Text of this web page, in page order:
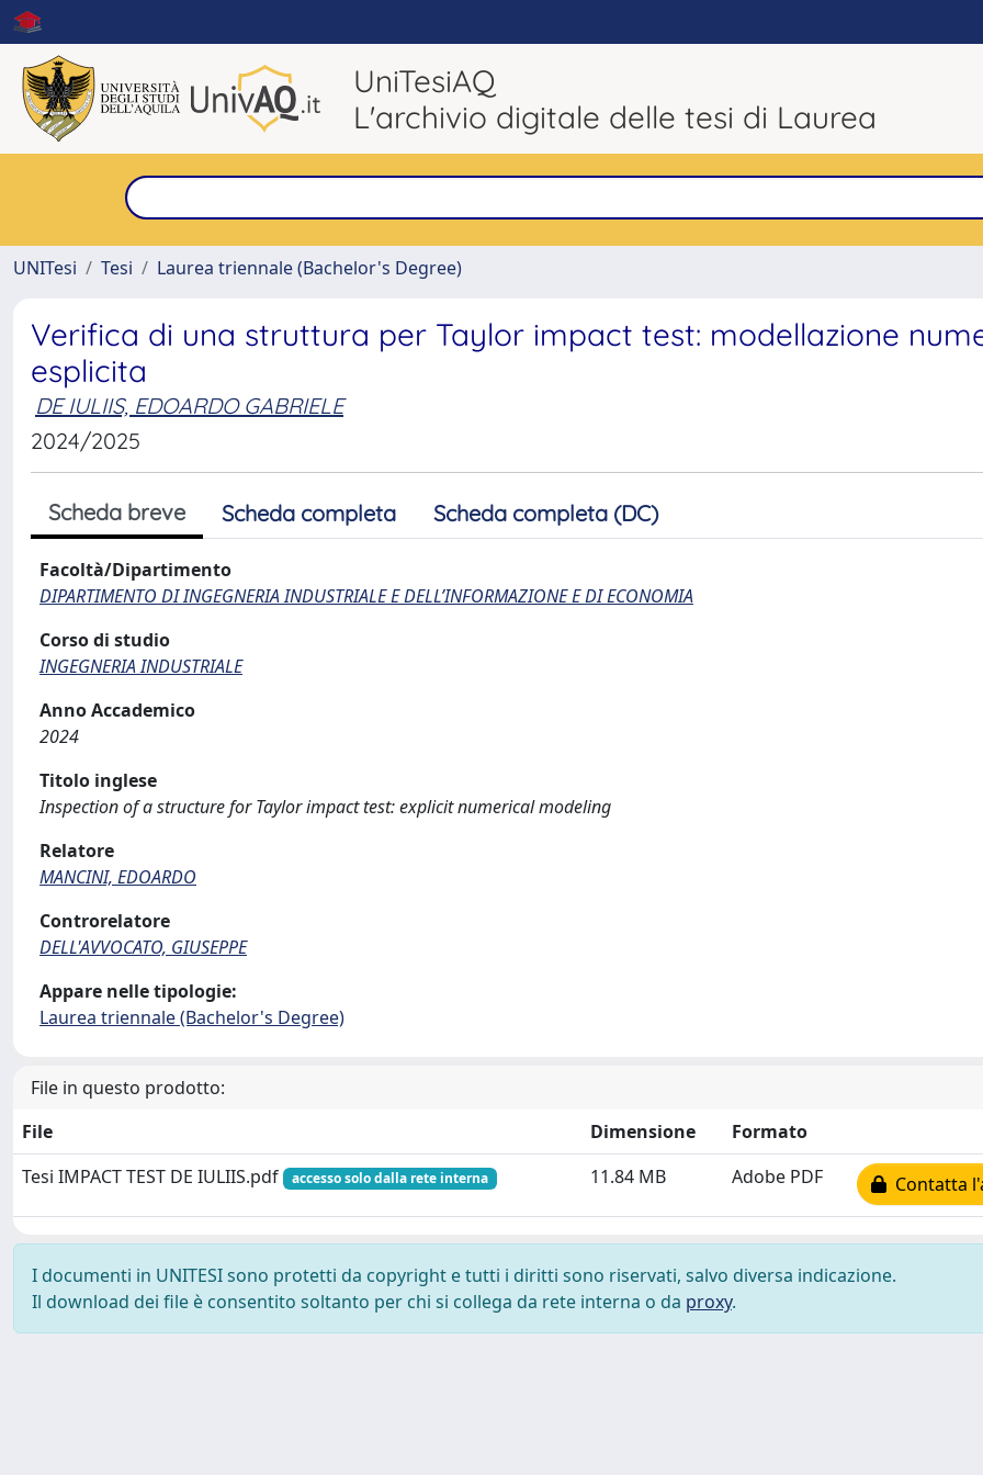
UniTesiAQ
L'archivio digitale delle tesi di Laurea
UNITesi
Tesi Laurea triennale (Bachelor's Degree)
Verifica di una struttura per Taylor impact test: modellazione
esplicita
DE IULIIS, EDOARDO GABRIELE
2024/2025
Scheda breve Scheda completa Scheda completa (DC)
Facoltà/Dipartimento
DIPARTIMENTO DI INGEGNERIA INDUSTRIALE E DELL’INFORMAZIONE E DI ECONOMIA
Corso di studio
INGEGNERIA INDUSTRIALE
Anno Accademico
2024
Titolo inglese
Inspection of a structure for Taylor impact test: explicit numerical modeling
Relatore
MANCINI, EDOARDO
Controrelatore
DELL'AVVOCATO, GIUSEPPE
Appare nelle tipologie:
Laurea triennale (Bachelor's Degree)
File in questo prodotto:
File
Dimensione
Formato
Tesi IMPACT TEST DE IULIIS.pdf
accesso solo dalla rete interna 11.84 MB Adobe PDF Contatta
I documenti in UNITESI sono protetti da copyright e tutti i diritti sono riservati, salvo diversa indicazione.
Il download dei file è consentito soltanto per chi si collega da rete interna o da proxy.